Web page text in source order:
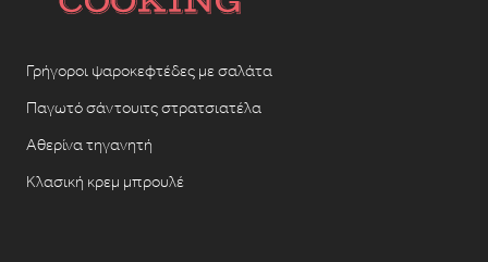
Γρήγοροι ψαροκεφτέδες με σαλάτα
Παγωτό σάντουιτς στρατσιατέλα
Αθερίνα τηγανητή
Κλασική κρεμ μπρουλέ